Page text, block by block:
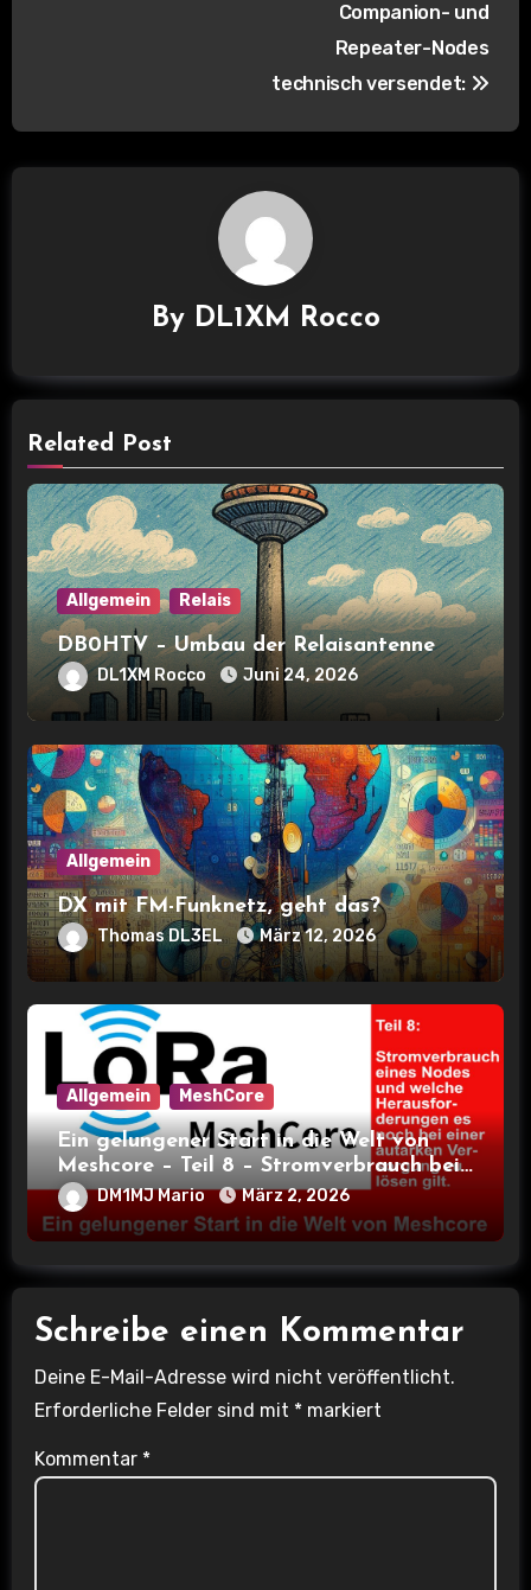
g
s
i
g
a
o
n
Companion- und
Repeater-Nodes
technisch versendet:
By DL1XM Rocco
Related Post
Allgemein Relais
DB0HTV – Umbau der Relaisantenne
DL1XM Rocco Juni 24, 2026
Allgemein
DX mit FM-Funknetz, geht das?
Thomas DL3EL März 12, 2026
Allgemein MeshCore
Ein gelungener Start in die Welt von
Meshcore – Teil 8 – Stromverbrauch bei
verschiedenen Nodes
DM1MJ Mario März 2, 2026
Schreibe einen Kommentar
Deine E-Mail-Adresse wird nicht veröffentlicht.
Erforderliche Felder sind mit * markiert
Kommentar *